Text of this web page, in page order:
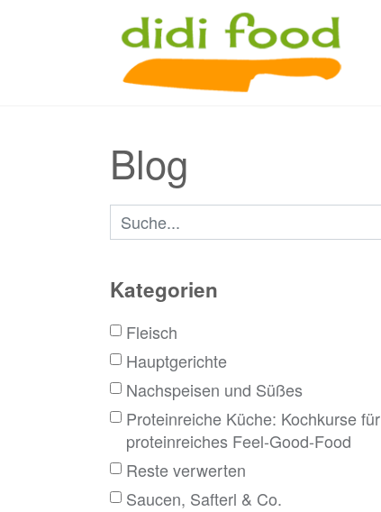
Blog
Suchbegriffe
Kategorien
Fleisch
Hauptgerichte
Nachspeisen und Süßes
Proteinreiche Küche: Kochkurse für
proteinreiches Feel-Good-Food
Reste verwerten
Saucen, Safterl & Co.